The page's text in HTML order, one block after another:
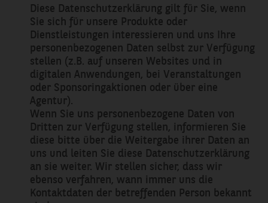
Diese Datenschutzerklärung gilt für Sie, wenn
Sie sich für unsere Produkte oder
Dienstleistungen interessieren und uns Ihre
personenbezogenen Daten selbst zur Verfügung
stellen (z.B. auf unseren Websites und in
digitalen Anwendungen, bei Veranstaltungen
oder Sponsoringaktionen oder über eine
Agentur).
Wenn Sie uns personenbezogene Daten von
Dritten zur Verfügung stellen, informieren Sie
diese bitte über die Weitergabe ihrer Daten an
uns und leiten Sie diese Datenschutzerklärung
an sie weiter. Wir stellen sicher, dass wir
ebenso verfahren, wann immer uns die
Kontaktdaten der betreffenden Person bekannt